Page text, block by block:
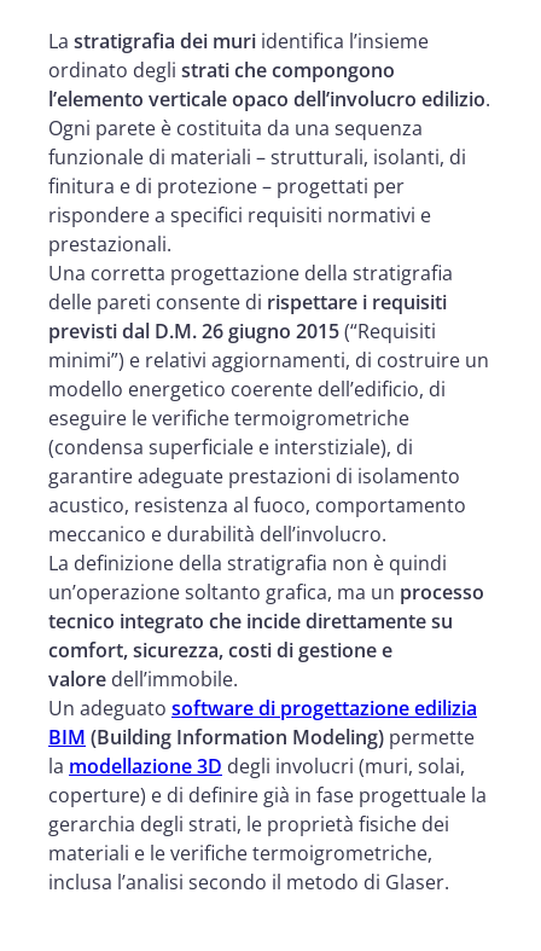
La stratigrafia dei muri identifica l’insieme
ordinato degli strati che compongono
l’elemento verticale opaco dell’involucro edilizio.
Ogni parete è costituita da una sequenza
funzionale di materiali – strutturali, isolanti, di
finitura e di protezione – progettati per
rispondere a specifici requisiti normativi e
prestazionali.
Una corretta progettazione della stratigrafia
delle pareti consente di rispettare i requisiti
previsti dal D.M. 26 giugno 2015(“Requisiti
minimi”) e relativi aggiornamenti, di costruire un
modello energetico coerente dell’edificio, di
eseguire le verifiche termoigrometriche
(condensa superficiale e interstiziale), di
garantire adeguate prestazioni di isolamento
acustico, resistenza al fuoco, comportamento
meccanico e durabilità dell’involucro.
La definizione della stratigrafia non è quindi
un’operazione soltanto grafica, ma un processo
tecnico integrato che incide direttamente su
comfort, sicurezza, costi di gestione e
valore dell’immobile.
Un adeguato software di progettazione edilizia
BIM (Building Information Modeling) permette
la modellazione 3D degli involucri (muri, solai,
coperture) e di definire già in fase progettuale la
gerarchia degli strati, le proprietà fisiche dei
materiali e le verifiche termoigrometriche,
inclusa l’analisi secondo il metodo di Glaser.